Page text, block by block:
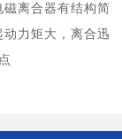
离合器有结构简
动力矩大，离合迅